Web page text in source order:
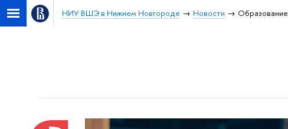
НИУ ВШЭ в Нижнем Новгороде Новости Образование